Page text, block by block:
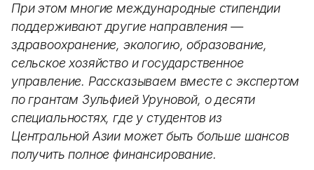
При этом многие международные стипендии
поддерживают другие направления —
здравоохранение, экологию, образование,
сельское хозяйство и государственное
управление. Рассказываем вместе с экспертом
по грантам Зульфией Уруновой, о десяти
специальностях, где у студентов из
Центральной Азии может быть больше шансов
получить полное финансирование.